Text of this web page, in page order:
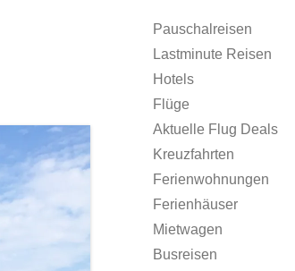
Pauschalreisen
Lastminute Reisen
Hotels
Flüge
Aktuelle Flug Deals
Kreuzfahrten
Ferienwohnungen
Ferienhäuser
Mietwagen
Busreisen